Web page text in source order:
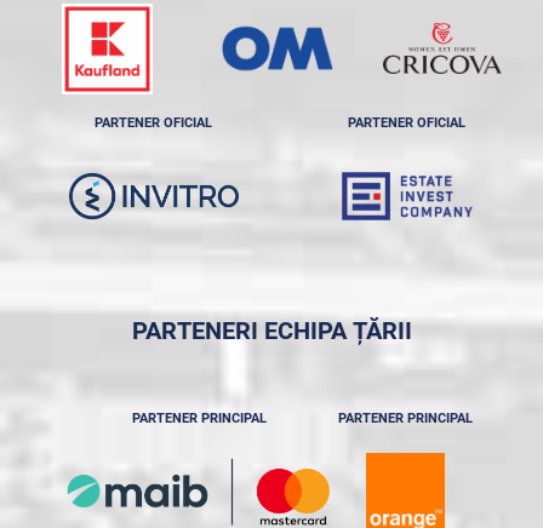
PARTENER OFICIAL PARTENER OFICIAL
PARTENERI ECHIPA ȚĂRII
PARTENER PRINCIPAL PARTENER PRINCIPAL